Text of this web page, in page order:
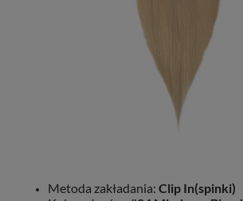
Metoda zakładania: Clip In(spinki)